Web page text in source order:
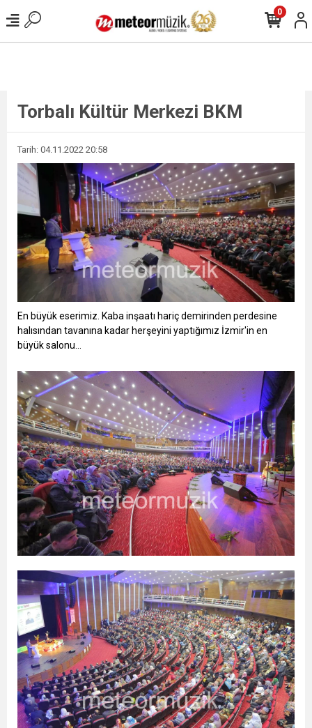
0
Torbalı Kültür Merkezi BKM
Tarih: 04.11.2022 20:58
En büyük eserimiz. Kaba inşaatı hariç demirinden perdesine
halısından tavanına kadar herşeyini yaptığımız İzmir'in en
büyük salonu...